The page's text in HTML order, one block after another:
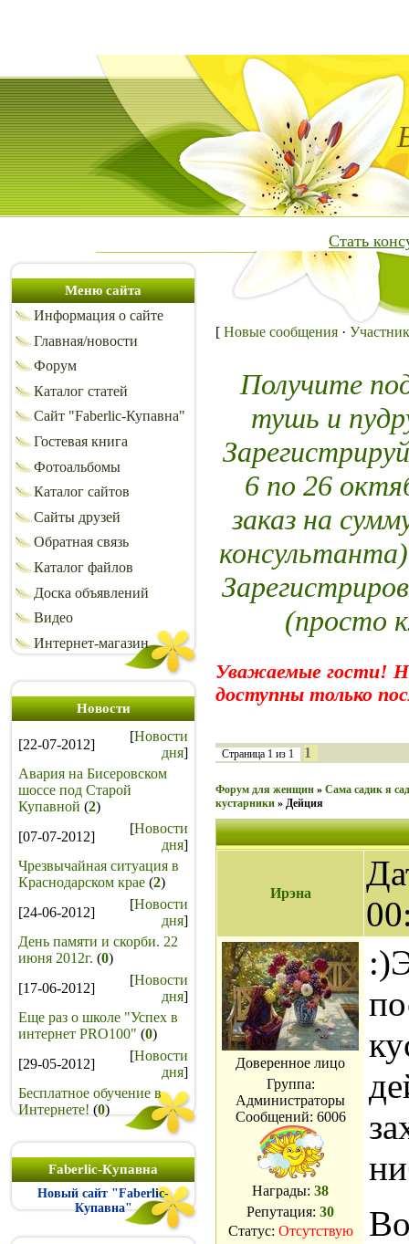
Стать
Меню сайта
Информация о сайте
Главная/новости
Форум
Каталог статей
Сайт "Faberlic-Купавна"
Гостевая книга
Фотоальбомы
Каталог сайтов
Сайты друзей
Обратная связь
Каталог файлов
Доска объявлений
Видео
Интернет-магазин
Новости
[22-07-2012]
[Новости
дня]
Авария на Бисеровском
шоссе под Старой
Купавной (2)
[07-07-2012]
[Новости
дня]
Чрезвычайная ситуация в
Краснодарском крае (2)
[24-06-2012]
[Новости
дня]
День памяти и скорби. 22
июня 2012г. (0)
[17-06-2012]
[Новости
дня]
Еще раз о школе "Успех в
интернет PRO100" (0)
[29-05-2012]
[Новости
дня]
Бесплатное обучение в
Интернете! (0)
Faberlic-Купавна
Новый сайт "Faberlic-
Купавна"
[ Новые сообщения ·
Получите
тушь и
6 по 26
заказ на
(просто
Уважаемые гости!
доступны только
Страница 1 из 1 1
Форум для женщин » Сама садик я
кустарники » Дейция
Ирэна
Доверенное лицо
Группа:
Администраторы
Сообщений: 6006
Награды: 38
Репутация: 30
Статус: Отсутствую